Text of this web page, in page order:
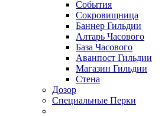
События
Сокровищница
Баннер Гильдии
Алтарь Часового
База Часового
Аванпост Гильдии
Магазин Гильдии
Стена
Дозор
Специальные Перки